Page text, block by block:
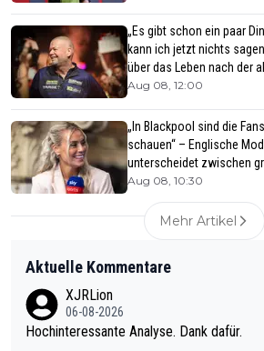
„Es gibt schon ein paar
kann ich jetzt nichts
über das Leben nach der
Aug 08, 12:00
„In Blackpool sind die
schauen“ – Englische
unterscheidet zwischen
Aug 08, 10:30
Mehr Artikel
Aktuelle Kommentare
XJRLion
06-08-2026
Hochinteressante Analyse. Dank dafür.